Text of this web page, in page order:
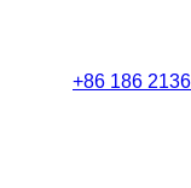
+86 186